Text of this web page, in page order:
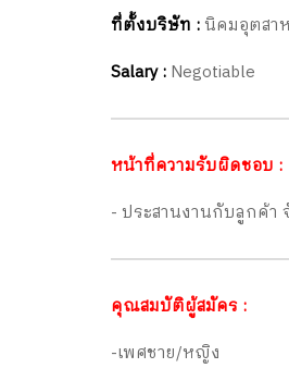
ที่ตั้งบริษัท : นิคมอุตสา
Salary : Negotiable
หน้าที่ความรับผิดชอบ :
- ประสานงานกับลูกค้า
คุณสมบัติผู้สมัคร :
-เพศชาย/หญิง